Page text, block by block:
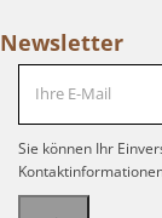
Newsletter
Sie können Ihr